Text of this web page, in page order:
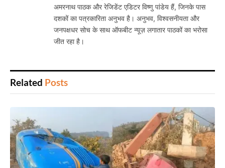
अमरनाथ पाठक और रेजिडेंट एडिटर विष्णु पांडेय हैं, जिनके पास
दशकों का पत्रकारिता अनुभव है। अनुभव, विश्वसनीयता और
जनपक्षधर सोच के साथ ऑफबीट न्यूज़ लगातार पाठकों का भरोसा
जीत रहा है।
Related Posts